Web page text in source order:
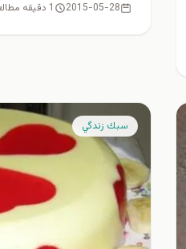
2015-05-28 1 دقیقه مطالعه
سبك زندگي